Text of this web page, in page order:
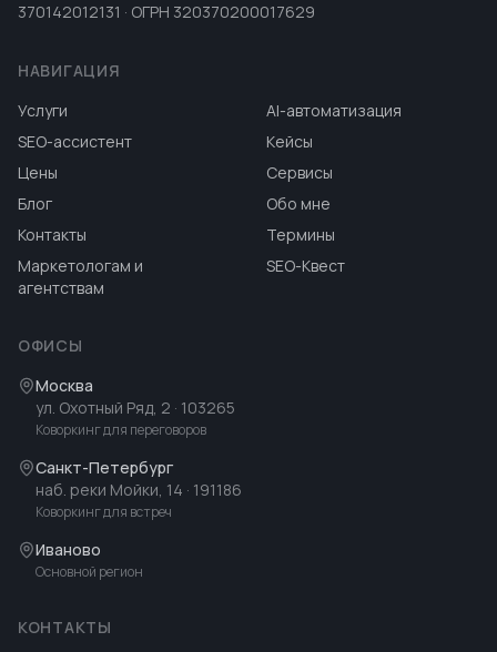
370142012131 · ОГРН 320370200017629
НАВИГАЦИЯ
Услуги
AI-автоматизация
SEO-ассистент
Кейсы
Цены
Сервисы
Блог
Обо мне
Контакты
Термины
Маркетологам и
агентствам
SEO-Квест
ОФИСЫ
Москва
ул. Охотный Ряд, 2 · 103265
Коворкинг для переговоров
Санкт-Петербург
наб. реки Мойки, 14 · 191186
Коворкинг для встреч
Иваново
Основной регион
КОНТАКТЫ